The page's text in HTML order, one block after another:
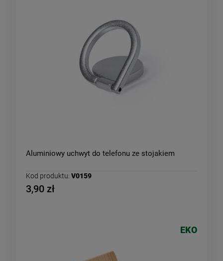
Aluminiowy uchwyt do telefonu ze stojakiem
Kod produktu: V0159
3,90 zł
EKO